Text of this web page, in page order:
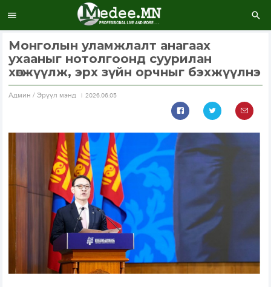
Монголын уламжлалт анагаах
ухааныг нотолгоонд суурилан
хөгжүүлж, эрх зүйн орчныг бэхжүүлнэ
Aдмин / Эрүүл мэнд 2026.06.05